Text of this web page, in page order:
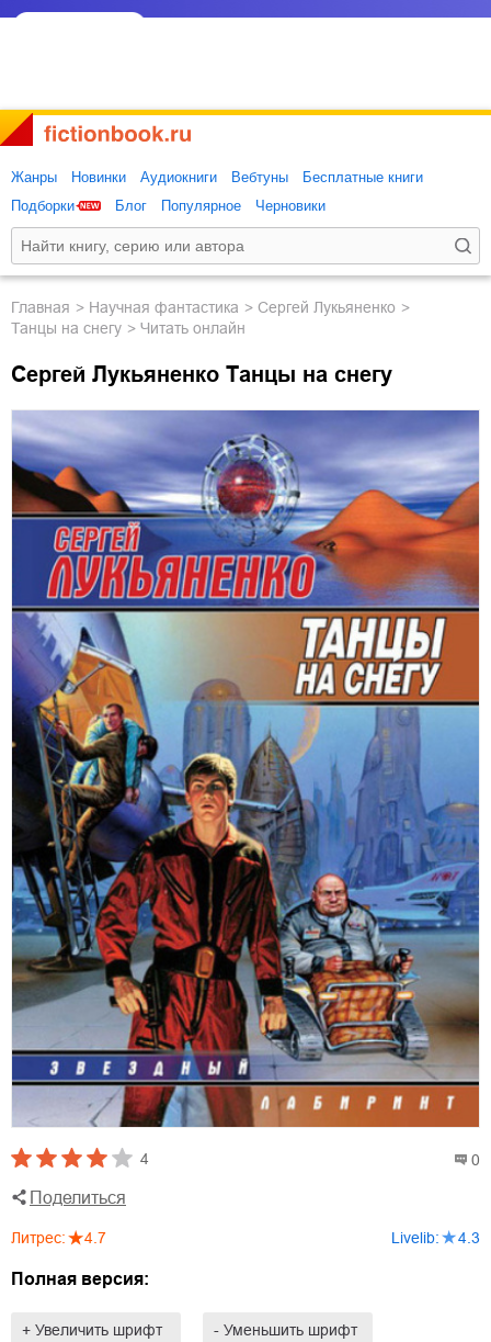
Жанры Новинки Аудиокниги Вебтуны
Бесплатные книги
Подборки
Блог Популярное Черновики
Главная научная фантастика
Сергей Лукьяненко
Танцы на снегу
Читать онлайн
Сергей Лукьяненко Танцы на снегу
4 0
Поделиться
Литрес: 4.7 Livelib: 4.3
Полная версия:
+ Увеличить шрифт - Уменьшить шрифт